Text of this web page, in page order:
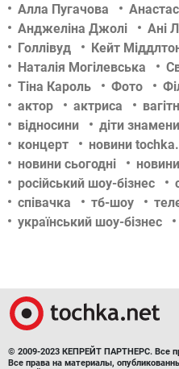
Алла Пугачова
Анджеліна Джолі
Ані
Голлівуд
Кейт
Наталія Могілевська
Тіна Кароль
Фото
актор
актриса
відносини
діти
концерт
новини
новини сьогодні
російський шоу-бізнес
співачка
тб-шоу
український шоу-бізнес
© 2009-2023 КЕПРЕЙТ ПАРТНЕРС. Все
Все права на материалы,